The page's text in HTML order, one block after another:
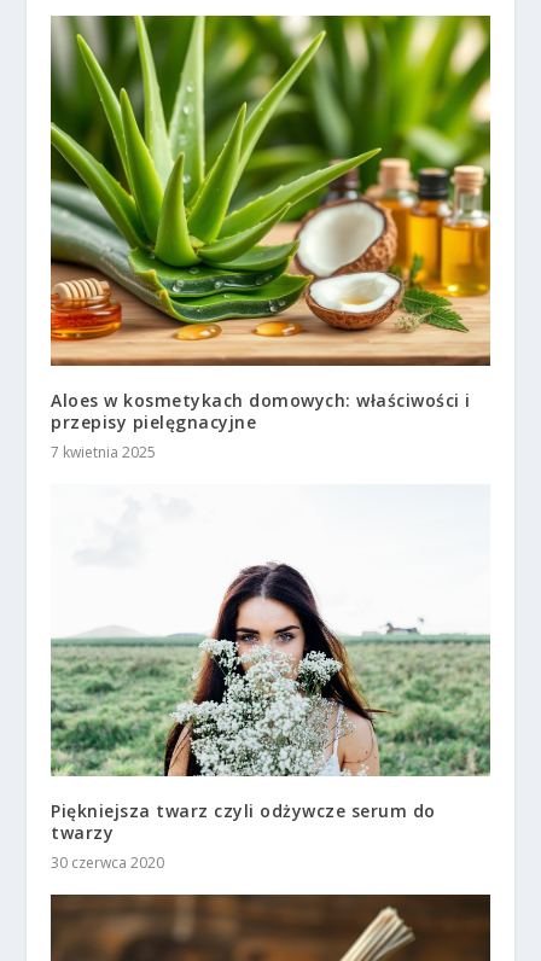
Aloes w kosmetykach domowych: właściwości i
przepisy pielęgnacyjne
7 kwietnia 2025
Piękniejsza twarz czyli odżywcze serum do
twarzy
30 czerwca 2020